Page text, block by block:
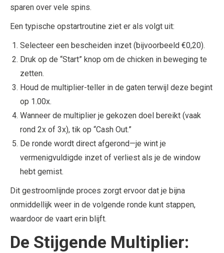
sparen over vele spins.
Een typische opstartroutine ziet er als volgt uit:
Selecteer een bescheiden inzet (bijvoorbeeld €0,20).
Druk op de “Start” knop om de chicken in beweging te
zetten.
Houd de multiplier-teller in de gaten terwijl deze begint
op 1.00x.
Wanneer de multiplier je gekozen doel bereikt (vaak
rond 2x of 3x), tik op “Cash Out.”
De ronde wordt direct afgerond—je wint je
vermenigvuldigde inzet of verliest als je de window
hebt gemist.
Dit gestroomlijnde proces zorgt ervoor dat je bijna
onmiddellijk weer in de volgende ronde kunt stappen,
waardoor de vaart erin blijft.
De Stijgende Multiplier: